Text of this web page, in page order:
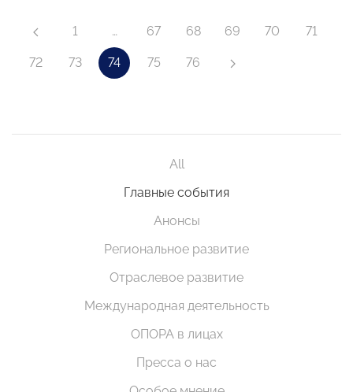
1 … 67 68 69 70 71
72 73 74 75 76
All
Главные события
Анонсы
Региональное развитие
Отраслевое развитие
Международная деятельность
ОПОРА в лицах
Пресса о нас